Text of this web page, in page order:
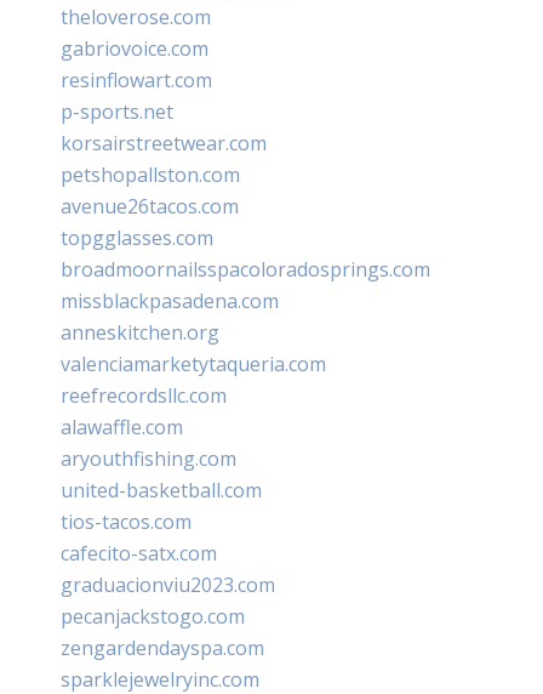
theloverose.com
gabriovoice.com
resinflowart.com
p-sports.net
korsairstreetwear.com
petshopallston.com
avenue26tacos.com
topgglasses.com
broadmoornailsspacoloradosprings.com
missblackpasadena.com
anneskitchen.org
valenciamarketytaqueria.com
reefrecordsllc.com
alawaffle.com
aryouthfishing.com
united-basketball.com
tios-tacos.com
cafecito-satx.com
graduacionviu2023.com
pecanjackstogo.com
zengardendayspa.com
sparklejewelryinc.com